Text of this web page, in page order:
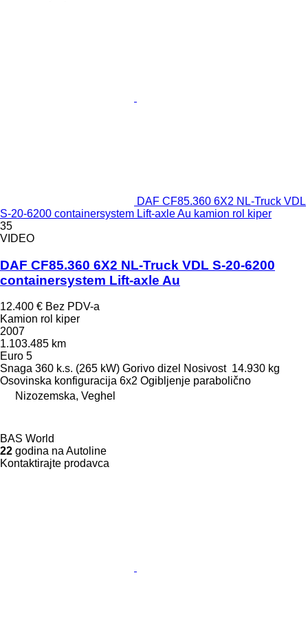
DAF CF85.360 6X2 NL-Truck VDL
S-20-6200 containersystem Lift-axle Au kamion rol kiper
35
VIDEO
DAF CF85.360 6X2 NL-Truck VDL S-20-6200
containersystem Lift-axle Au
12.400 € Bez PDV-a
Kamion rol kiper
2007
1.103.485 km
Euro 5
Snaga 360 k.s. (265 kW) Gorivo dizel Nosivost 14.930 kg
Osovinska konfiguracija 6x2 Ogibljenje parabolično
Nizozemska, Veghel
BAS World
22 godina na Autoline
Kontaktirajte prodavca